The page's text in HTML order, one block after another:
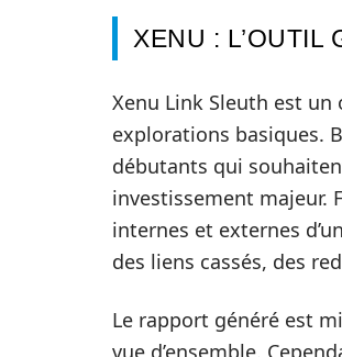
XENU : L’OUTIL
Xenu Link Sleuth est
explorations basiques.
débutants qui
investissement majeur.
internes et externes
des liens cassés, des
Le rapport généré est
vue d’ensemble.